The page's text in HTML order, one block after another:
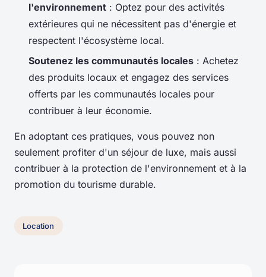
l'environnement : Optez pour des activités
extérieures qui ne nécessitent pas d'énergie et
respectent l'écosystème local.
Soutenez les communautés locales : Achetez
des produits locaux et engagez des services
offerts par les communautés locales pour
contribuer à leur économie.
En adoptant ces pratiques, vous pouvez non
seulement profiter d'un séjour de luxe, mais aussi
contribuer à la protection de l'environnement et à la
promotion du tourisme durable.
Location